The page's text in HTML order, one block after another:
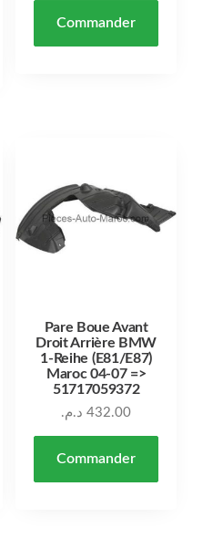
Commander
Pare Boue Avant
Droit Arrière BMW
1-Reihe (E81/E87)
Maroc 04-07 =>
51717059372
432.00 د.م.
Commander